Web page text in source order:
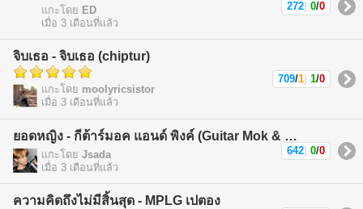
แกะโดย ED
เมื่อ 3 เดือนที่แล้ว
272 0/0
จิบเธอ - จิบเธอ (chiptur)
แกะโดย moolyricsistor
เมื่อ 3 เดือนที่แล้ว
709/1 1/0
ยอดหญิง - กีต้าร์มอค แอนด์ พิงค์ (Guitar Mok & Pink)
แกะโดย Jsada
เมื่อ 3 เดือนที่แล้ว
642 0/0
ความคิดถึงไม่มีสิ้นสุด - MPLG เปตอง